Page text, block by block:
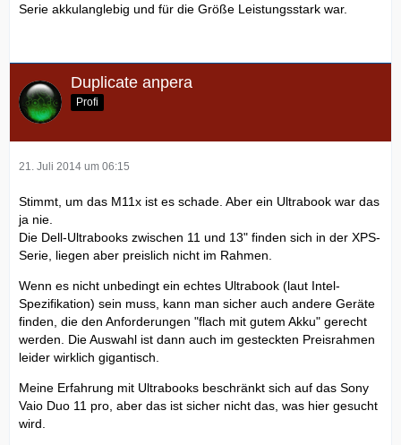
Serie akkulanglebig und für die Größe Leistungsstark war.
Duplicate anpera
Profi
21. Juli 2014 um 06:15
Stimmt, um das M11x ist es schade. Aber ein Ultrabook war das
ja nie.
Die Dell-Ultrabooks zwischen 11 und 13" finden sich in der XPS-
Serie, liegen aber preislich nicht im Rahmen.
Wenn es nicht unbedingt ein echtes Ultrabook (laut Intel-
Spezifikation) sein muss, kann man sicher auch andere Geräte
finden, die den Anforderungen "flach mit gutem Akku" gerecht
werden. Die Auswahl ist dann auch im gesteckten Preisrahmen
leider wirklich gigantisch.
Meine Erfahrung mit Ultrabooks beschränkt sich auf das Sony
Vaio Duo 11 pro, aber das ist sicher nicht das, was hier gesucht
wird.